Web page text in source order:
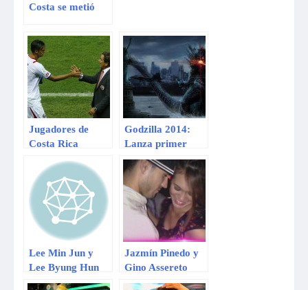
Costa se metió
nuevo galán
Jugadores de
Costa Rica
críticas de Pinto
Godzilla 2014:
Lanza primer
tráiler sobre la
nueva versión del
filme
Lee Min Jun y
Lee Byung Hun
celebraron boda
Jazmín Pinedo y
Gino Assereto
celebraron juntos